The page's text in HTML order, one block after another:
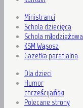
Ministranci
Schola dziecięca
Schola młodzieżowa
KSM Wąsosz
Gazetka parafialna
Dla dzieci
Humor
chrześcijański
Polecane strony